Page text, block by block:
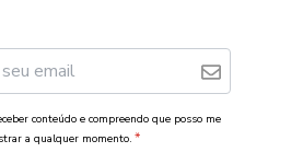
conteúdo e compreendo que posso me
a qualquer momento. *